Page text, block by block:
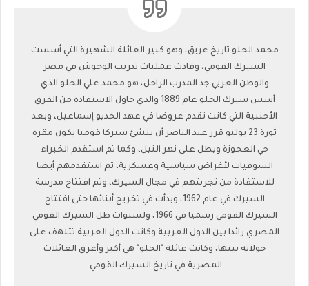
محمد الحلو تاريخ عريق، وهو كبير العائلة الشهيرة التي أسست
السيرك القومي، وقادت عمليات تدريب الوحوش في مصر
والوطن العربي جد المدرب الراحل، هو محمد علي الحلو الذي
أسس سيرك الحلو عام 1889 والذي حاول الاستفادة من الفرق
الأجنبية التي كانت تقدم عروضا في عهد الخديو إسماعيل، وبعد
ثورة 23 يوليو قرر عبد الناصر أن ينشئ سيركا قوميا يكون مقره
حي العجوزة ويطل على نهر النيل، وكما تم استقدم الخبراء
السوفيات لأغراض سياسية وعسكرية، تم استقدمهم أيضا
للاستفادة من تجربتهم في مجال السيرك، وتم افتتاح مدرسة
السيرك في عام 1962، وبدأت في تخريج أبنائها حتى افتتاح
السيرك القومي رسميا في 1966، ولسنوات ظل السيرك القومي
المصري رائدا بين الدول العربية وكانت الدول العربية تتلهف على
جولاته بينها، وكانت عائلة "الحلو" هي أكبر وأعرق العائلات
المصرية في تاريخ السيرك القومي.